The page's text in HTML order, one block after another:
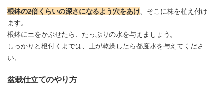
根鉢の2倍くらいの深さになるよう穴をあけ、そこに株を植え付け
ます。
根鉢に土をかぶせたら、たっぷりの水を与えましょう。
しっかりと根付くまでは、土が乾燥したら都度水を与えてくださ
い。
盆栽仕立てのやり方